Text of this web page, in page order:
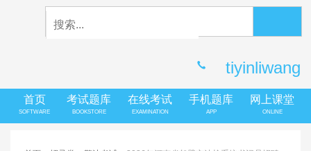
tiyinliwang
首页
SOFTWARE
考试题库
BOOKSTORE
在线考试
EXAMINATION
手机题库
APP
网上课堂
ONLINE